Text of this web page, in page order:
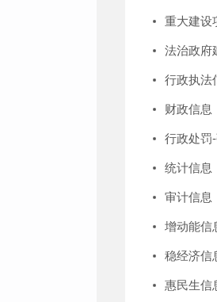
重大建设
法治政府
行政执法
财政信息
行政处罚-
统计信息
审计信息
增动能信
稳经济信
惠民生信